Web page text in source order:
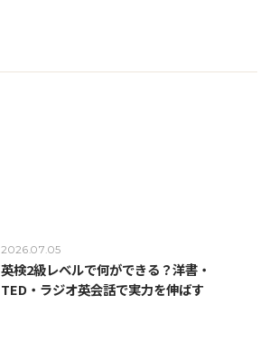
2026.07.05
英検2級レベルで何ができる？洋書・
TED・ラジオ英会話で実力を伸ばす